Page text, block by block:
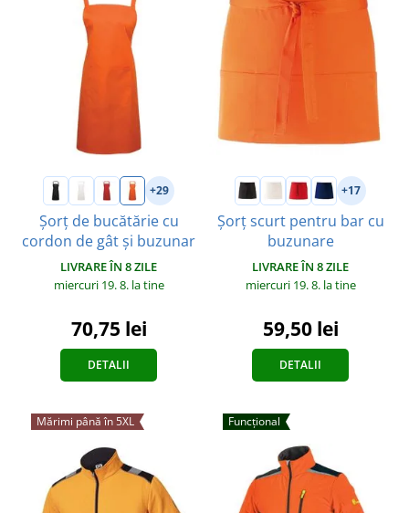
+29
Șorț de bucătărie cu
cordon de gât și buzunar
LIVRARE ÎN 8 ZILE
miercuri 19. 8. la tine
70,75 lei
DETALII
+17
Șorț scurt pentru bar cu
buzunare
LIVRARE ÎN 8 ZILE
miercuri 19. 8. la tine
59,50 lei
DETALII
Mărimi până în 5XL Funcțional